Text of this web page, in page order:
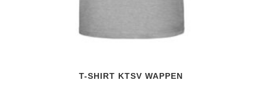
T-SHIRT KTSV WAPPEN